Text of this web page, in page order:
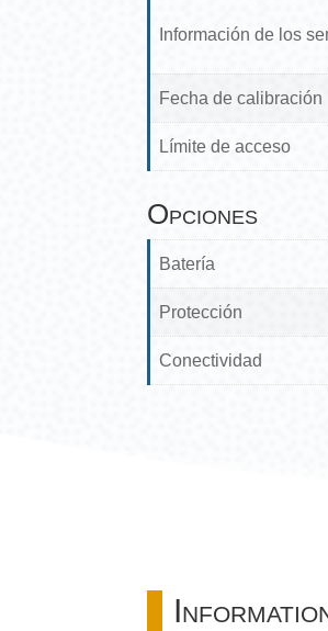
Información de los
Fecha de calibración
Límite de acceso
Opciones
Batería
Protección
Conectividad